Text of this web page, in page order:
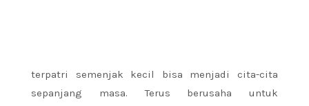
terpatri semenjak kecil bisa menjadi cita-cita
sepanjang masa. Terus berusaha untuk